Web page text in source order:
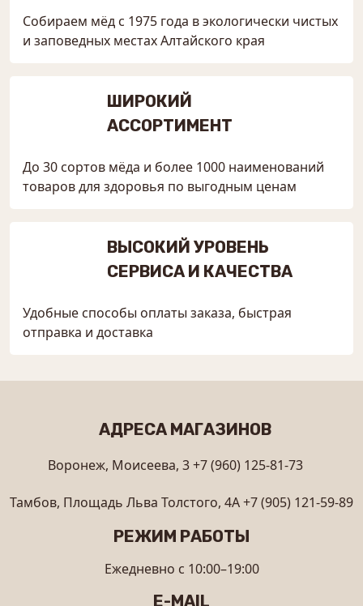
Собираем мёд с 1975 года в экологически чистых
и заповедных местах Алтайского края
ШИРОКИЙ
АССОРТИМЕНТ
До 30 сортов мёда и более 1000 наименований
товаров для здоровья по выгодным ценам
ВЫСОКИЙ УРОВЕНЬ
СЕРВИСА И КАЧЕСТВА
Удобные способы оплаты заказа, быстрая
отправка и доставка
АДРЕСА МАГАЗИНОВ
Воронеж, Моисеева, 3+7 (960) 125-81-73
Тамбов, Площадь Льва Толстого, 4А+7 (905) 121-59-89
РЕЖИМ РАБОТЫ
Ежедневно с 10:00–19:00
E-MAIL